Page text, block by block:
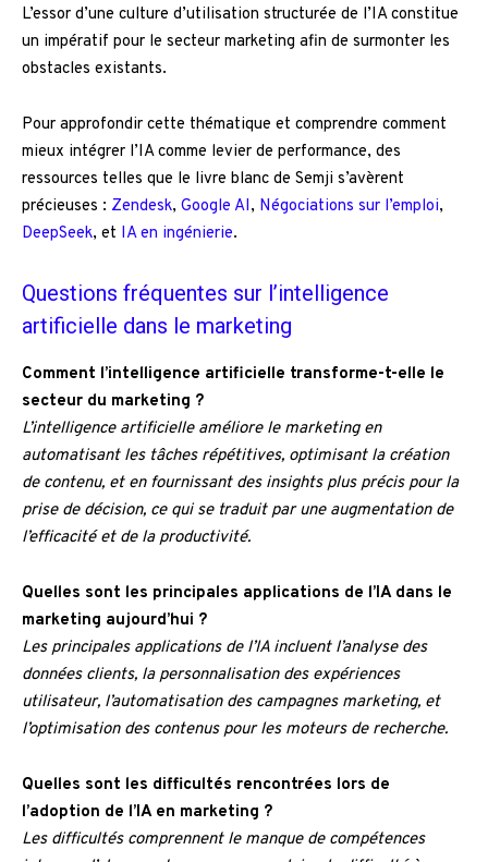
L’essor d’une culture d’utilisation structurée de l’IA constitue
un impératif pour le secteur marketing afin de surmonter les
obstacles existants.
Pour approfondir cette thématique et comprendre comment
mieux intégrer l’IA comme levier de performance, des
ressources telles que le livre blanc de Semji s’avèrent
précieuses : Zendesk, Google AI, Négociations sur l’emploi,
DeepSeek, et IA en ingénierie.
Questions fréquentes sur l’intelligence
artificielle dans le marketing
Comment l’intelligence artificielle transforme-t-elle le
secteur du marketing ?
L’intelligence artificielle améliore le marketing en
automatisant les tâches répétitives, optimisant la création
de contenu, et en fournissant des insights plus précis pour la
prise de décision, ce qui se traduit par une augmentation de
l’efficacité et de la productivité.
Quelles sont les principales applications de l’IA dans le
marketing aujourd’hui ?
Les principales applications de l’IA incluent l’analyse des
données clients, la personnalisation des expériences
utilisateur, l’automatisation des campagnes marketing, et
l’optimisation des contenus pour les moteurs de recherche.
Quelles sont les difficultés rencontrées lors de
l’adoption de l’IA en marketing ?
Les difficultés comprennent le manque de compétences